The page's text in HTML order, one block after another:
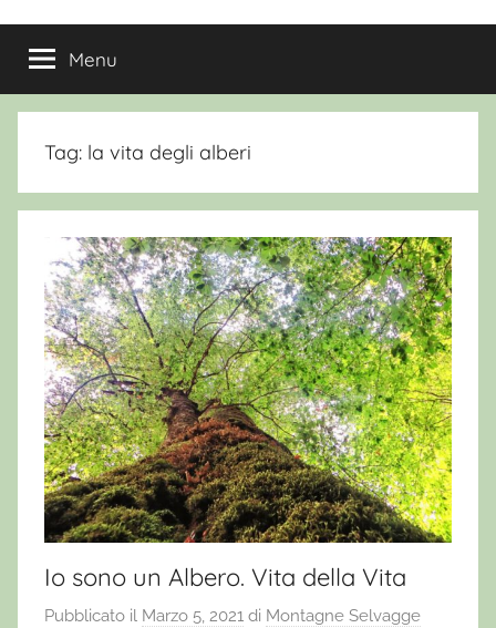
Menu
Tag: la vita degli alberi
Io sono un Albero. Vita della Vita
Pubblicato il Marzo 5, 2021 di Montagne Selvagge